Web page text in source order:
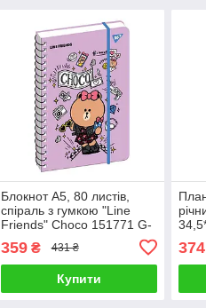
Блокнот А5, 80 листів,
спіраль з гумкою "Line
Friends" Choco 151771 G-
359₴ 431 ₴
Купити
374